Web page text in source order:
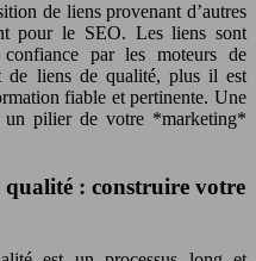
de liens provenant d’autres
pour le SEO. Les liens sont
par les moteurs de
de liens de qualité, plus il est
fiable et pertinente. Une
un pilier de votre *marketing*
: construire votre